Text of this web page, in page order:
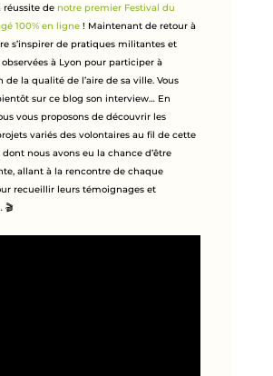
réussite de notre premier Festival du
100% en ligne! Maintenant de retour à
s’inspirer de pratiques militantes et
à Lyon pour participer à
de la qualité de l’aire de sa ville. Vous
sur ce blog son interview… En
vous proposons de découvrir les
variés des volontaires au fil de cette
nous avons eu la chance d’être
allant à la rencontre de chaque
recueillir leurs témoignages et
🎬